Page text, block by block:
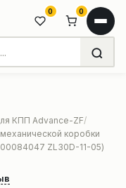
0 0
КПП Advance-ZF
коробки
ZL30D-11-05)